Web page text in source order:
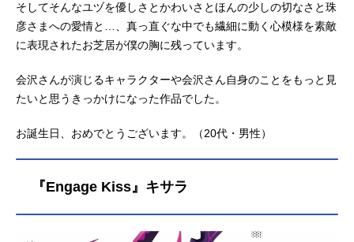
そしてそんなユヅを優しさとかわいさとほんの少しの切なさと珠
彦さまへの愛情と…、真っ直ぐな中でも繊細に動く心模様を素敵
に表現されたお芝居が僕の胸に残っています。
会沢さんが演じるキャラクターや会沢さん自身のことをもっと見
たいと思うきっかけになった作品でした。
お誕生日、おめでとうございます。（20代・男性）
『Engage Kiss』キサラ